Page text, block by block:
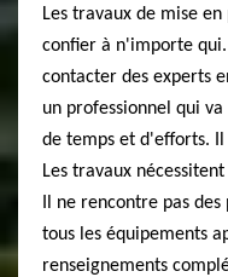
Les travaux de mise
confier à n'importe
contacter des experts
un professionnel qui
de temps et d'efforts.
Les travaux
Il ne rencontre pas
tous les équipements
renseignements